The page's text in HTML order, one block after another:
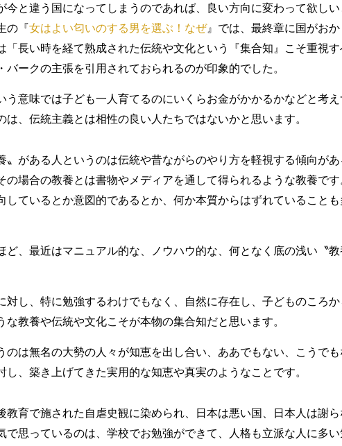
今と違う国になってしまうのであれば、良い方向に変わって欲し
の『女はよい匂いのする男を選ぶ！なぜ』では、最終章に国がお
「長い時を経て熟成された伝統や文化という『集合知』こそ重視す
バークの主張を引用されておられるのが印象的でした。
う意味では子ども一人育てるのにいくらお金がかかるかなどと考
は、伝統主義とは相性の良い人たちではないかと思います。
〟がある人というのは伝統や昔ながらのやり方を軽視する傾向が
の場合の教養とは書物やメディアを通して得られるような教養で
しているとか意図的であるとか、何か本質からはずれていることも
ど、最近はマニュアル的な、ノウハウ的な、何となく底の浅い〝
対し、特に勉強するわけでもなく、自然に存在し、子どものころ
な教養や伝統や文化こそが本物の集合知だと思います。
のは無名の大勢の人々が知恵を出し合い、ああでもない、こうでも
し、築き上げてきた実用的な知恵や真実のようなことです。
教育で施された自虐史観に染められ、日本は悪い国、日本人は謝
で思っているのは、学校でお勉強ができて、人格も立派な人に多い